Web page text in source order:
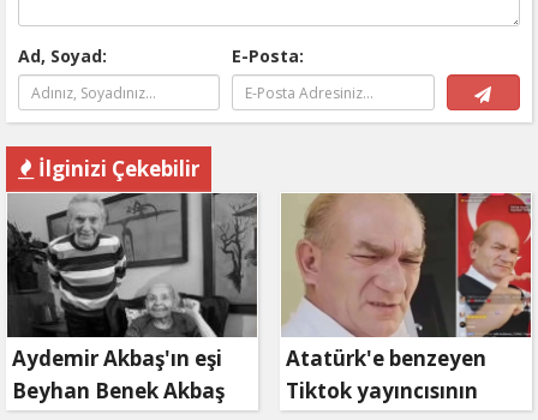
Ad, Soyad: E-Posta:
İlginizi Çekebilir
Aydemir Akbaş'ın eşi
Beyhan Benek Akbaş
Atatürk'e benzeyen
Tiktok yayıncısının